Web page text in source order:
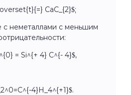
CaC_{2}$;
с неметаллами с меньшим
= Si^{+ 4} C^{- 4}$,
4}H_4^{+1}$.